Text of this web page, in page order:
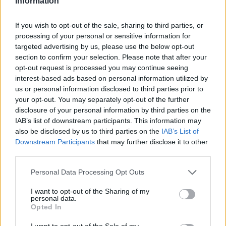
If you wish to opt-out of the sale, sharing to third parties, or
processing of your personal or sensitive information for
targeted advertising by us, please use the below opt-out
section to confirm your selection. Please note that after your
opt-out request is processed you may continue seeing
interest-based ads based on personal information utilized by
us or personal information disclosed to third parties prior to
your opt-out. You may separately opt-out of the further
disclosure of your personal information by third parties on the
IAB’s list of downstream participants. This information may
also be disclosed by us to third parties on the IAB’s List of
Downstream Participants that may further disclose it to other
Personal Data Processing Opt Outs
I want to opt-out of the Sharing of my
personal data.
Opted In
Deseu el meu nom, el correu electrònic i el lloc web en
aquest navegador per a la propera vegada que comenti.
ÚLTIMES NOTÍCIES
L’Observatori de l’Ebre lidera de nou la